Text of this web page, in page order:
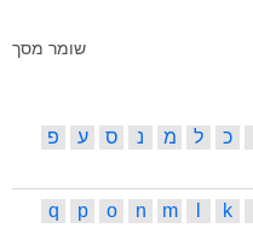
שומר מסך
כ ל מ נ ס ע
פ
k
m
n
o
p
q